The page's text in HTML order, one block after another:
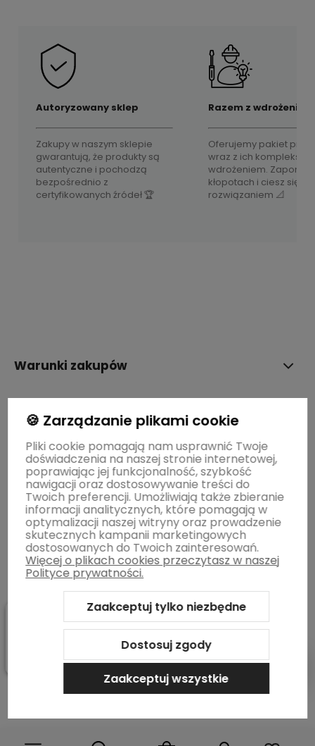
Autoryzowany sklep
Zakupy w naszym sklepie
gwarantują, że produkty są
autentyczne i pochodzą
bezpośrednio z
certyfikowanych źródeł 🏆
Razem z wdrożeniem
Oferujemy pakiet
wraz z ich
wdrożeniem.
kłopotach i ciesz się
rozwiązaniem 📐
Warunki zakupów
STREFY MAREK
BLOG
Informacje o sklepie
Sklep internetowy Shoper.pl Szablon Shoper Modern 3.0™
GrowCommerce
🍪 Zarządzanie plikami cookie
Pliki cookie pomagają nam usprawnić Twoje
doświadczenia na naszej stronie internetowej,
poprawiając jej funkcjonalność, szybkość
nawigacji oraz dostosowywanie treści do
Twoich preferencji. Umożliwiają także zbieranie
informacji analitycznych, które pomagają w
optymalizacji naszej witryny oraz prowadzenie
skutecznych kampanii marketingowych
dostosowanych do Twoich zainteresowań.
Więcej o plikach cookies przeczytasz w naszej
Polityce prywatności.
Zaakceptuj tylko niezbędne
Dostosuj zgody
Zaakceptuj wszystkie